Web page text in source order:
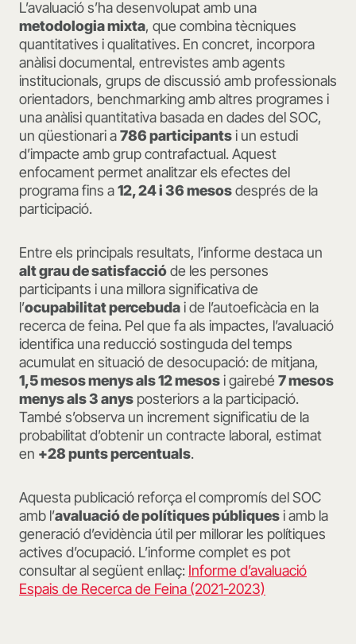
L’avaluació s’ha desenvolupat amb una
metodologia mixta, que combina tècniques
quantitatives i qualitatives. En concret, incorpora
anàlisi documental, entrevistes amb agents
institucionals, grups de discussió amb professionals
orientadors, benchmarking amb altres programes i
una anàlisi quantitativa basada en dades del SOC,
un qüestionari a786 participantsi un estudi
d’impacte amb grup contrafactual. Aquest
enfocament permet analitzar els efectes del
programa fins a12, 24 i 36 mesosdesprés de la
participació.
Entre els principals resultats, l’informe destaca un
alt grau de satisfaccióde les persones
participants i una millora significativa de
l’ocupabilitat percebudai de l’autoeficàcia en la
recerca de feina. Pel que fa als impactes, l’avaluació
identifica una reducció sostinguda del temps
acumulat en situació de desocupació: de mitjana,
1,5 mesos menys als 12 mesosi gairebé 7 mesos
menys als 3 anys posteriors a la participació.
També s’observa un increment significatiu de la
probabilitat d’obtenir un contracte laboral, estimat
en +28 punts percentuals.
Aquesta publicació reforça el compromís del SOC
amb l’avaluació de polítiques públiquesi amb la
generació d’evidència útil per millorar les polítiques
actives d’ocupació. L’informe complet es pot
consultar al següent enllaç: Informe d’avaluació
Espais de Recerca de Feina (2021-2023)